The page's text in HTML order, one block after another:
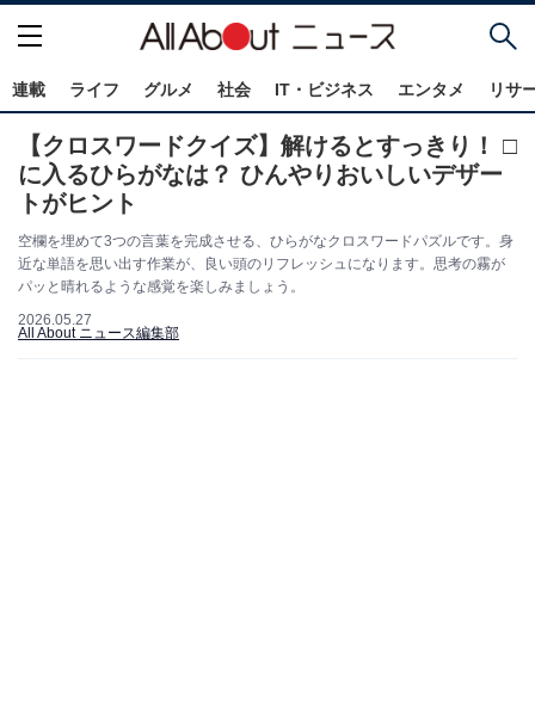
連載 ライフ グルメ 社会 IT・ビジネス エンタメ リサ
【クロスワードクイズ】解けるとすっきり！ □
に入るひらがなは？ ひんやりおいしいデザー
トがヒント
空欄を埋めて3つの言葉を完成させる、ひらがなクロスワードパズルです。身
近な単語を思い出す作業が、良い頭のリフレッシュになります。思考の霧が
パッと晴れるような感覚を楽しみましょう。
2026.05.27
All About ニュース編集部